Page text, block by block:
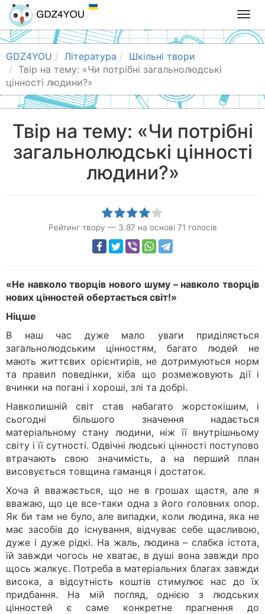
T
o
g
n
a
i
g
a
GDZ4YOU Література
Шкільні твори
Твір на тему: «Чи потрібні загальнолюдські
цінності людини?»
Твір на тему: «Чи потрібні
загальнолюдські цінності
людини?»
Рейтинг твору — 3.87 на основі 71 голосів
«Не навколо творців нового шуму – навколо творців
нових цінностей обертається світ!»
Ніцше
В наш час дуже мало уваги приділяється
загальнолюдським цінностям, багато людей не
мають життєвих орієнтирів, не дотримуються норм
та правил поведінки, хіба що розмежовують дії і
вчинки на погані і хороші, злі та добрі.
Навколишній світ став набагато жорстокішим, і
сьогодні більшого значення надається
матеріальному стану людини, ніж її внутрішньому
світу і її сутності. Одвічні людські цінності поступово
втрачають свою значимість, а на перший план
висовується товщина гаманця і достаток.
Хоча й вважається, що не в грошах щастя, але я
вважаю, що це все-таки одна з його головних опор.
Як би там не було, але випадки, коли людина, яка не
має засобів до існування, відчуває себе щасливою,
дуже і дуже рідкі. На жаль, людина – слабка істота,
їй завжди чогось не хватає, в душі вона завжди про
щось жалкує. Потреба в матеріальних благах завжди
висока, а відсутність коштів стимулює нас до їх
придбання. На мій погляд, однією з людських
цінностей є саме конкретне прагнення до